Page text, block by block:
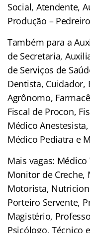
Social, Atendente,
Produção –
Também para a
de Secretaria,
de Serviços de
Dentista, Cuidador,
Agrônomo,
Fiscal de Procon,
Médico
Médico Pediatra e
Mais vagas:
Monitor de Creche,
Motorista,
Porteiro Servente,
Magistério,
Psicólogo, Técnico